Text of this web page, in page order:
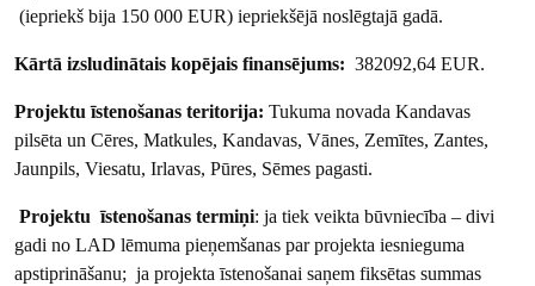
(iepriekš bija 150 000 EUR) iepriekšējā noslēgtajā gadā.
Kārtā izsludinātais kopējais finansējums: 382092,64 EUR.
Projektu īstenošanas teritorija: Tukuma novada Kandavas
pilsēta un Cēres, Matkules, Kandavas, Vānes, Zemītes, Zantes,
Jaunpils, Viesatu, Irlavas, Pūres, Sēmes pagasti.
Projektu īstenošanas termiņi: ja tiek veikta būvniecība – divi
gadi no LAD lēmuma pieņemšanas par projekta iesnieguma
apstiprināšanu; ja projekta īstenošanai saņem fiksētas summas